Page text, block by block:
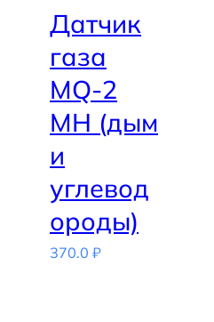
Датчик
газа
MQ-2
MH (дым
и
углевод
ороды)
370.0 ₽